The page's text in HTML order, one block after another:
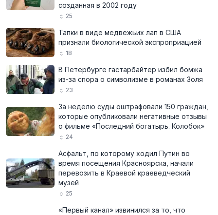
созданная в 2002 году
25
Тапки в виде медвежьих лап в США
признали биологической экспроприацией
18
В Петербурге гастарбайтер избил бомжа
из-за спора о символизме в романах Золя
23
За неделю суды оштрафовали 150 граждан,
которые опубликовали негативные отзывы
о фильме «Последний богатырь. Колобок»
24
Асфальт, по которому ходил Путин во
время посещения Красноярска, начали
перевозить в Краевой краеведческий
музей
25
«Первый канал» извинился за то, что